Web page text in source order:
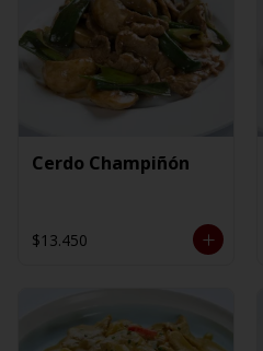
Cerdo Champiñón
$13.450